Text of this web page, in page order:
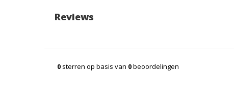
Reviews
0 sterren op basis van 0beoordelingen